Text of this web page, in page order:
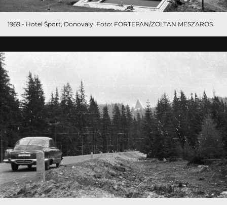
1969 - Hotel Šport, Donovaly. Foto: FORTEPAN/ZOLTAN MESZAROS